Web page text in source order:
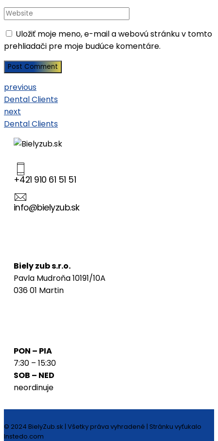
Uložiť moje meno, e-mail a webovú stránku v tomto
prehliadači pre moje budúce komentáre.
Post Comment
previous
Dental Clients
next
Dental Clients
+421 910 61 51 51
info@bielyzub.sk
Biely zub s.r.o.
Pavla Mudroňa 10191/10A
036 01 Martin
PON – PIA
7:30 – 15:30
SOB – NED
neordinuje
© 2024 BielyZub.sk | Všetky práva vyhradené | Stránku vyťukalo
Instedo.com